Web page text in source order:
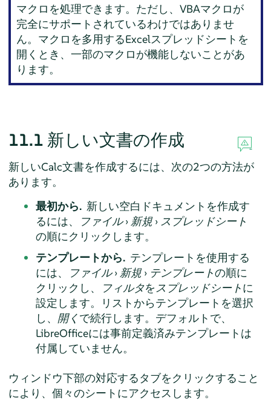
マクロを処理できます。ただし、VBAマクロが
完全にサポートされているわけではありませ
ん。マクロを多用するExcelスプレッドシートを
開くとき、一部のマクロが機能しないことがあ
ります。
11.1 新しい文書の作成
新しいCalc文書を作成するには、次の2つの方法が
あります。
最初から. 新しい空白ドキュメントを作成す
るには、
ファイル› 新規› スプレッドシート
の順にクリックします。
テンプレートから. テンプレートを使用する
には、
ファイル› 新規› テンプレートの順に
クリックし、
フィルタをスプレッドシートに
設定します。リストからテンプレートを選択
し、 開くで続行します。デフォルトで、
LibreOfficeには事前定義済みテンプレートは
付属していません。
ウィンドウ下部の対応するタブをクリックすること
により、個々のシートにアクセスします。